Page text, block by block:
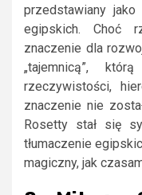
przedstawiany
egipskich. Choć
znaczenie dla
„tajemnicą”,
rzeczywistości,
znaczenie nie
Rosetty stał się
tłumaczenie
magiczny, jak